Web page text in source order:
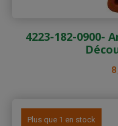
4223-182-0900-
Plus que 1 en stock